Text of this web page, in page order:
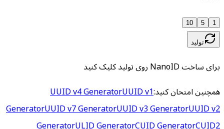
1
5
10
تولید
برای ساخت NanoID روی تولید کلیک کنید
همچنین امتحان کنید:
UUID v4 GeneratorUUID v1
GeneratorUUID v7 GeneratorUUID v3 GeneratorUUID v2